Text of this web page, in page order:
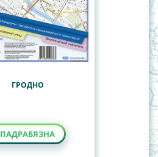
ГРОДНО
ПАДРАБЯЗНА